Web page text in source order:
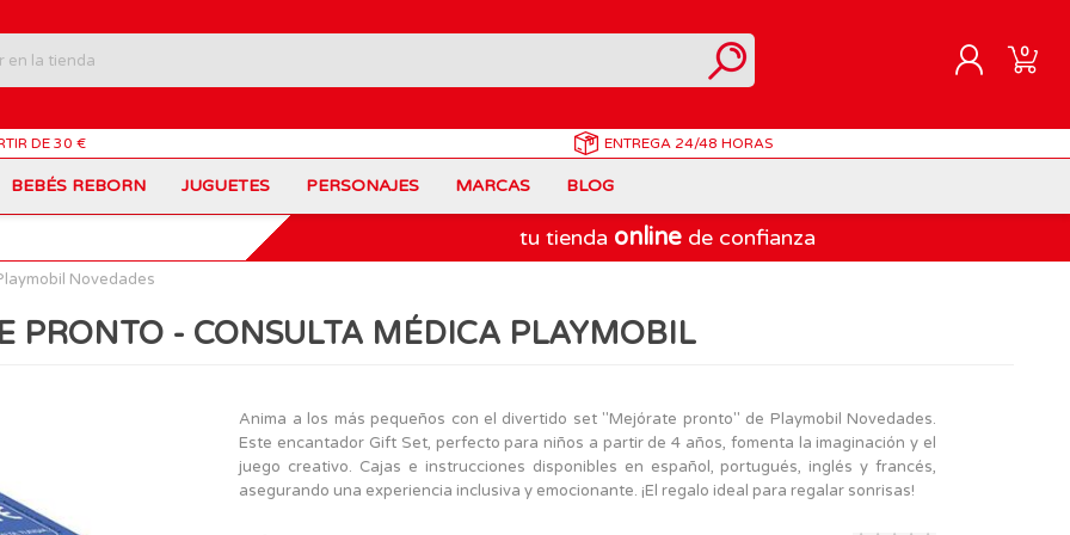
REGISTRARME
0
DE 30 € ENTREGA 24/48 HORAS
BEBÉS REBORN JUGUETES
Carros Portamochilas
Juegos de Mesa
Muñecas Muñecas Famosa
Patinetes Playmobil
PERSONAJES
Bob Esponja
Sonic Spiderman
The Beasties The Bellies
MARCAS
Barbie
VTech
MARCAS
BLOG
tu tienda online de confianza
Novedades
PRONTO - CONSULTA MÉDICA PLAYMOBIL
Anima a los más pequeños con el divertido set "Mejórate pronto" de Playmobil Novedades.
Este encantador Gift Set, perfecto para niños a partir de 4 años, fomenta la imaginación y el
juego creativo. Cajas e instrucciones disponibles en español, portugués, inglés y francés,
asegurando una experiencia inclusiva y emocionante. ¡El regalo ideal para regalar sonrisas!